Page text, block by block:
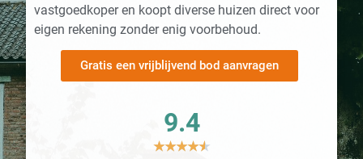
vastgoedkoper en koopt diverse huizen direct voor
eigen rekening zonder enig voorbehoud.
Gratis een vrijblijvend bod aanvragen
9.4
★★★★★